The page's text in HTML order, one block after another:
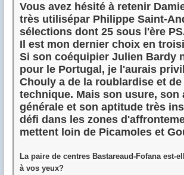
Vous avez hésité à retenir
très utilisépar Philippe Saint-
sélections dont 25 sous l'ère
Il est mon dernier choix en
Si son coéquipier Julien Bardy
pour le Portugal, je l'aurais
Chouly a de la roublardise et de
technique. Mais son usure, son
générale et son aptitude très
défi dans les zones
mettent loin de Picamoles et
La paire de centres Bastareaud-Fofana est-
à vos yeux?